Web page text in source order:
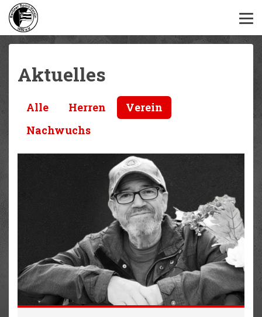
Aktuelles
Alle Herren
Verein
Nachwuchs